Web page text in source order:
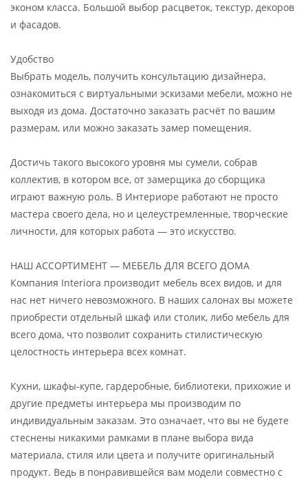
эконом класса. Большой выбор расцветок, текстур, декоров
и фасадов.
Удобство
Выбрать модель, получить консультацию дизайнера,
ознакомиться с виртуальными эскизами мебели, можно не
выходя из дома. Достаточно заказать расчёт по вашим
размерам, или можно заказать замер помещения.
Достичь такого высокого уровня мы сумели, собрав
коллектив, в котором все, от замерщика до сборщика
играют важную роль. В Интериоре работают не просто
мастера своего дела, но и целеустремленные, творческие
личности, для которых работа — это искусство.
НАШ АССОРТИМЕНТ — МЕБЕЛЬ ДЛЯ ВСЕГО ДОМА
Компания Interiora производит мебель всех видов, и для
нас нет ничего невозможного. В наших салонах вы можете
приобрести отдельный шкаф или столик, либо мебель для
всего дома, что позволит сохранить стилистическую
целостность интерьера всех комнат.
Кухни, шкафы-купе, гардеробные, библиотеки, прихожие и
другие предметы интерьера мы производим по
индивидуальным заказам. Это означает, что вы не будете
стеснены никакими рамками в плане выбора вида
материала, стиля или цвета и получите оригинальный
продукт. Ведь в понравившейся вам модели совместно с